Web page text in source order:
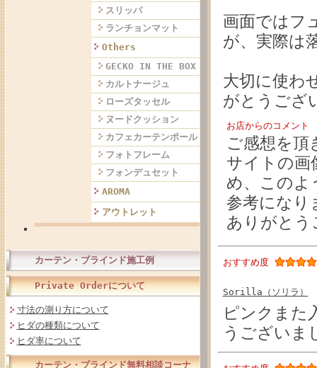
スリッパ
ランチョンマット
Others
GECKO IN THE BOX
カルトナージュ
ローズタッセル
ヌードクッション
カフェカーテンポール
フォトフレーム
フォンデュセット
AROMA
アウトレット
カーテン・ブラインド施工例
Private Orderについて
寸法の測り方について
ヒダの種類について
ヒダ率について
カーテン・ブラインド無料相談コーナ
画面ではフ
が、実際は
大切に使わ
がとうござ
お店からのコメント
ご感想を頂
サイトの画
め、このよ
参考になり
ありがとう
おすすめ度
Sorilla（ソリラ）
ピンクまた
うございま